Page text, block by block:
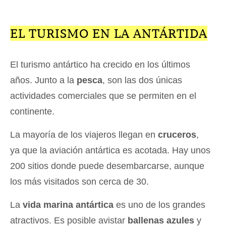
EL TURISMO EN LA ANTÁRTIDA
El turismo antártico ha crecido en los últimos
años. Junto a la pesca, son las dos únicas
actividades comerciales que se permiten en el
continente.
La mayoría de los viajeros llegan en cruceros,
ya que la aviación antártica es acotada. Hay unos
200 sitios donde puede desembarcarse, aunque
los más visitados son cerca de 30.
La vida marina antártica es uno de los grandes
atractivos. Es posible avistar ballenas azules y